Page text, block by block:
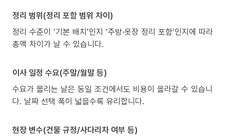
정리 범위(정리 포함 범위 차이)
정리 수준이 ‘기본 배치’인지 ‘주방·옷장 정리 포함’인지에 따라
총액 차이가 날 수 있습니다.
이사 일정 수요(주말/월말 등)
수요가 몰리는 날은 동일 조건에서도 비용이 올라갈 수 있습니
다. 날짜 선택 폭이 넓을수록 유리합니다.
현장 변수(건물 규정/사다리차 여부 등)